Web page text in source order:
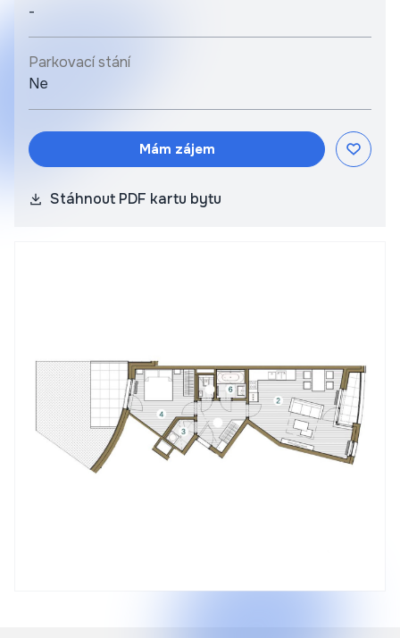
-
Parkovací stání
Ne
Mám zájem
Stáhnout PDF kartu bytu